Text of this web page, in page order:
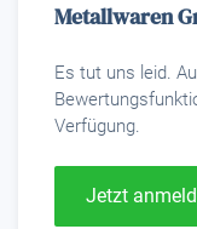
Metallwaren
Es tut uns leid.
Verfügung.
Jetzt